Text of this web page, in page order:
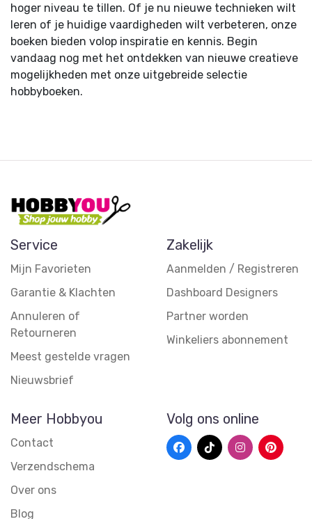
hoger niveau te tillen. Of je nu nieuwe technieken wilt
leren of je huidige vaardigheden wilt verbeteren, onze
boeken bieden volop inspiratie en kennis. Begin
vandaag nog met het ontdekken van nieuwe creatieve
mogelijkheden met onze uitgebreide selectie
hobbyboeken.
Service
Mijn Favorieten
Garantie & Klachten
Annuleren of
Retourneren
Meest gestelde vragen
Nieuwsbrief
Zakelijk
Aanmelden / Registreren
Dashboard Designers
Partner worden
Winkeliers abonnement
Meer Hobbyou
Contact
Verzendschema
Over ons
Blog
Volg ons online